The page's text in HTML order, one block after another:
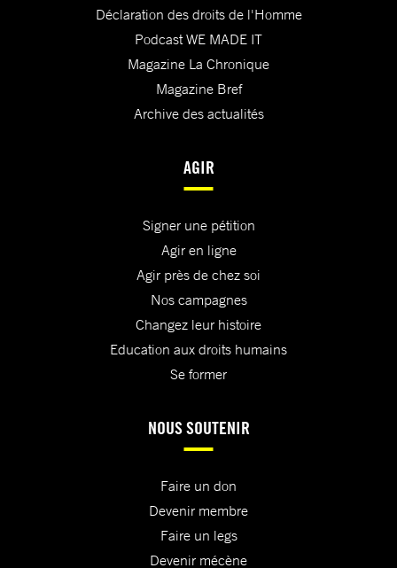
Déclaration des droits de l'Homme
Podcast WE MADE IT
Magazine La Chronique
Magazine Bref
Archive des actualités
AGIR
Signer une pétition
Agir en ligne
Agir près de chez soi
Nos campagnes
Changez leur histoire
Education aux droits humains
Se former
NOUS SOUTENIR
Faire un don
Devenir membre
Faire un legs
Devenir mécène